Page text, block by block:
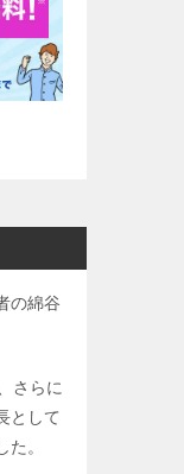
の綿谷
さらに
として
。